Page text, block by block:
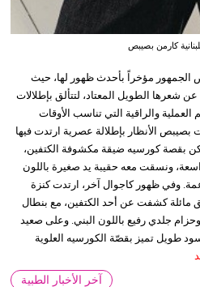
كارمن بصيبص
الجمهور مؤخراً بأحدث ظهور لها، حيث
شعرها الطويل المعتاد، لتتألق بإطلالات
والراقية التي تناسب الأوقات
بصيبص الأنظار بإطلالة عصرية ارتدت فيها
بقصة كورسيه ضيقة مكشوفة الكتفين،
ونسقت معه حقيبة يد صغيرة باللون
وفي ظهور كاجوال آخر، ارتدت كنزة
مائلة كشفت عن أحد الكتفين، مع بنطال
جلدي رفيع باللون البني. وعلى صعيد
طويل تميز بقصّة الكورسيه العلوية
آخر الأخبار الطبية